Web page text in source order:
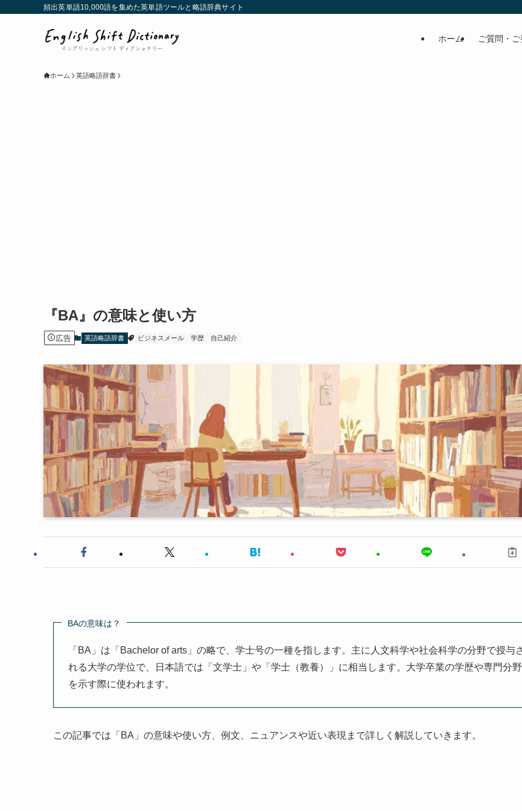
頻出英単語10,000語を集めた英単語ツールと略語辞典サイト
ホーム ご質問・
ホーム 英語略語辞書
『BA』の意味と使い方
広告 英語略語辞書 ビジネスメール 学歴 自己紹介
BAの意味は？
「BA」は「Bachelor of arts」の略で、学士号の一種を指します。主に人文科学や社会科学の分野で授与
れる大学の学位で、日本語では「文学士」や「学士（教養）」に相当します。大学卒業の学歴や専門分野
を示す際に使われます。
この記事では「BA」の意味や使い方、例文、ニュアンスや近い表現まで詳しく解説していきます。